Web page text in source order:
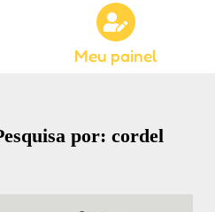
Meu painel
por: cordel